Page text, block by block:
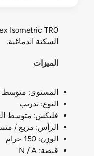
السكتة الدماغية.
الميزات
المستوى: متوسط
النوع: تدريب
فليكس: متوسط
الرأس: مربع /
الوزن: 150 جرام
قبضة: N / A